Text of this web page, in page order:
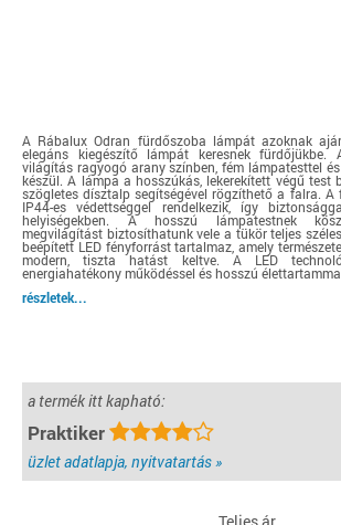
A Rábalux Odran fürdőszoba lámpát azoknak
elegáns kiegészítő lámpát keresnek fürdőjükbe.
világítás ragyogó arany színben, fém lámpatesttel
készül. A lámpa a hosszúkás, lekerekített végű test
szögletes dísztalp segítségével rögzíthető a falra.
IP44-es védettséggel rendelkezik, így
helyiségekben. A hosszú lámpatestnek
megvilágítást biztosíthatunk vele a tükör teljes
beépített LED fényforrást tartalmaz, amely
modern, tiszta hatást keltve. A LED
energiahatékony működéssel és hosszú
részletek...
a termék itt kapható:
Praktiker
üzlet adatlapja, nyitvatartás »